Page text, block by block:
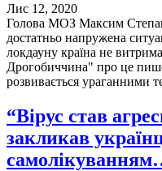
Лис 12, 2020
Голова МОЗ Максим
достатньо напружена
локдауну країна не
Дрогобиччина" про це
розвивається
“Вірус став
закликав